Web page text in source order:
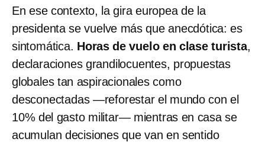
En ese contexto, la gira europea de la
presidenta se vuelve más que anecdótica: es
sintomática. Horas de vuelo en clase turista,
declaraciones grandilocuentes, propuestas
globales tan aspiracionales como
desconectadas —reforestar el mundo con el
10% del gasto militar— mientras en casa se
acumulan decisiones que van en sentido